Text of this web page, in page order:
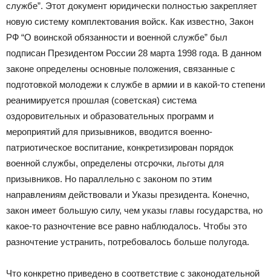
службе”. Этот документ юридически полностью закрепляет
новую систему комплектования войск. Как известно, Закон
РФ “О воинской обязанности и военной службе” был
подписан Президентом России 28 марта 1998 года. В данном
законе определены основные положения, связанные с
подготовкой молодежи к службе в армии и в какой-то степени
реанимируется прошлая (советская) система
оздоровительных и образовательных программ и
мероприятий для призывников, вводится военно-
патриотическое воспитание, конкретизирован порядок
военной службы, определены отсрочки, льготы для
призывников. Но параллельно с законом по этим
направлениям действовали и Указы президента. Конечно,
закон имеет большую силу, чем указы главы государства, но
какое-то разночтение все равно наблюдалось. Чтобы это
разночтение устранить, потребовалось больше полугода.
Что конкретно приведено в соответствие с законодательной